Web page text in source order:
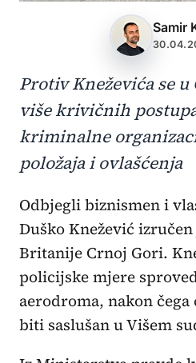
Samir
Protiv Kneževića se
više krivičnih
kriminalne
položaja i ovlašćenja
Odbjegli biznismen i vlasnik Atlas grupe
Duško Knežević
Britanije Crnoj Gori.
policijske mjere
aerodroma, nakon čega
biti saslušan u Višem